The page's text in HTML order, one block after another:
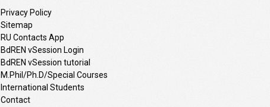
Privacy Policy
Sitemap
RU Contacts App
BdREN vSession Login
BdREN vSession tutorial
M.Phil/Ph.D/Special Courses
International Students
Contact